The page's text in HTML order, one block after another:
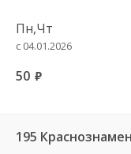
Пн,Чт
с 04.01.2026
50 руб.
195